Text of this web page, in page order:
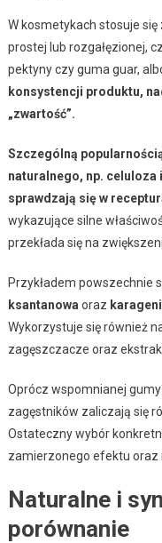
W kosmetykach stosuje się
prostej lub rozgałęzionej,
pektyny czy guma guar,
konsystencji produktu,
„zwartość”.
Szczególną
naturalnego, np.
sprawdzają się w
wykazujące silne
przekłada się na
Przykładem powszechnie
ksantanowa oraz
Wykorzystuje się również
zagęszczacze oraz
Oprócz wspomnianej
zagęstników zaliczają się
Ostateczny wybór
zamierzonego efektu oraz
Naturalne i
porównanie